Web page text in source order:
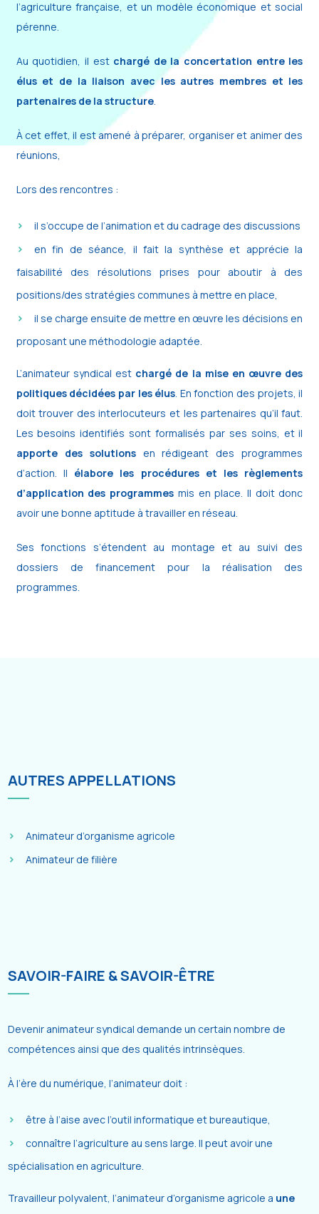
l’agriculture française, et un modèle économique et social
pérenne.
Au quotidien, il est chargé de la concertation entre les
élus et de la liaison avec les autres membres et les
partenaires de la structure.
À cet effet, il est amené à préparer, organiser et animer des
réunions,
Lors des rencontres :
il s’occupe de l’animation et du cadrage des discussions
en fin de séance, il fait la synthèse et apprécie la
faisabilité des résolutions prises pour aboutir à des
positions/des stratégies communes à mettre en place,
il se charge ensuite de mettre en œuvre les décisions en
proposant une méthodologie adaptée.
L’animateur syndical est chargé de la mise en œuvre des
politiques décidées par les élus . En fonction des projets, il
doit trouver des interlocuteurs et les partenaires qu’il faut.
Les besoins identifiés sont formalisés par ses soins, et il
apporte des solutionsen rédigeant des programmes
d’action. Il élabore les procédures et les règlements
d’application des programmes mis en place. Il doit donc
avoir une bonne aptitude à travailler en réseau.
Ses fonctions s’étendent au montage et au suivi des
dossiers de financement pour la réalisation des
programmes.
AUTRES APPELLATIONS
Animateur d’organisme agricole
Animateur de filière
SAVOIR-FAIRE & SAVOIR-ÊTRE
Devenir animateur syndical demande un certain nombre de
compétences ainsi que des qualités intrinsèques.
À l’ère du numérique, l’animateur doit :
être à l’aise avec l’outil informatique et bureautique,
connaître l’agriculture au sens large. Il peut avoir une
spécialisation en agriculture.
Travailleur polyvalent, l’animateur d’organisme agricole a une